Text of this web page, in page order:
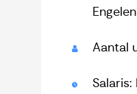
Aantal
Salaris: